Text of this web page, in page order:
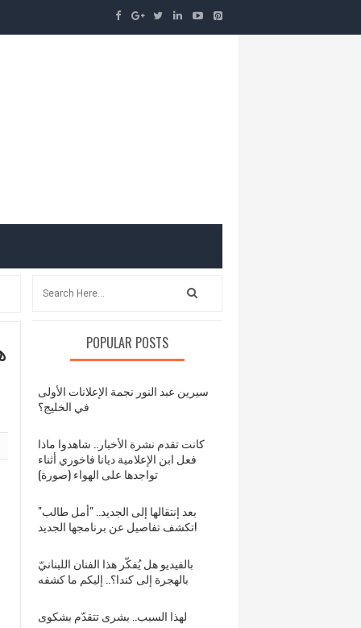
POPULAR POSTS
سيرين عبد النور نجمة الإعلانات الأولى
في الخليج؟
كانت تقدم نشرة الأخبار.. شاهدوا ماذا
فعل ابن الإعلامية ديانا فاخوري أثناء
تواجدها على الهواء (صورة)
بعد إنتقالها إلى الجديد.. "أمل طالب"
تكشف تفاصيل عن برنامجها الجديد!
بالفيديو هل يُفكّر هذا الفنان اللبنانيّ
بالهجرة إلى كندا؟.. إليكم ما كشفه
لهذا السبب.. بشرى تتقدّم بشكوى